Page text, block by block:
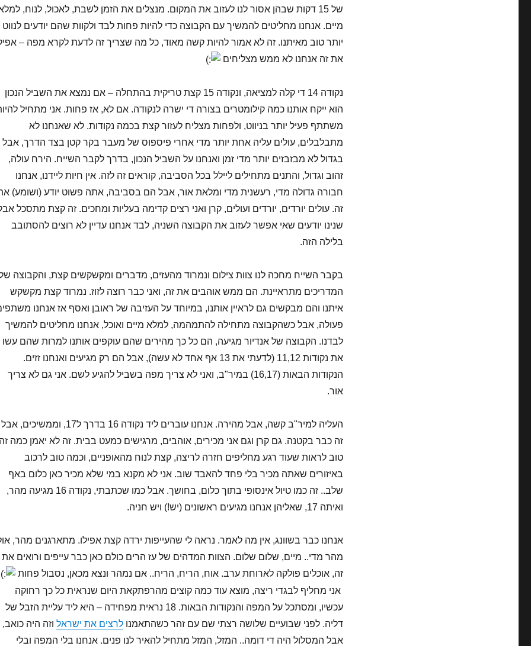
של 15 דקות שבהן אסור לנו לעזוב את המקום. מנצלים את הזמן לשבת, לאכול, לנוח,
מיים. אנחנו מחליטים להמשיך עם הקבוצה כדי להיות פחות לבד ולקוות שהם יודעים לנווט
יותר טוב מאיתנו. זה לא אמור להיות קשה מאוד, כל מה שצריך זה לדעת לקרא מפה –
את זה אנחנו לא ממש מצליחים
נקודה 14 די קלה למציאה, ונקודה 15 קצת טריקית בהתחלה – אם נמצא את השביל הנכון
הוא ייקח אותנו כמה קילומטרים בצורה די ישרה לנקודה. אם לא, אז פחות. אני מתחיל
משתתף פעיל יותר בניווט, ולפחות מצליח לעזור קצת בכמה נקודות. לא שאנחנו לא
מתבלבלים, עולים עליה אחת יותר מדי אחרי פיספוס של מעבר בקר קטן בצד הדרך, אבל
בגדול לא מבזבזים יותר מדי זמן ואנחנו על השביל הנכון, בדרך לקבר השייח. הירח עולה,
זהוב וגדול, והתנים מתחילים ליילל בכל הסביבה, קוראים זה לזה. אין חיות ליידנו, אנחנו
חבורה גדולה מדי, רעשנית מדי ומלאת אור, אבל הם בסביבה, אתה פשוט יודע (ושומע)
זה. עולים יורדים, יורדים ועולים, קרן ואני רצים קדימה בעליות ומחכים. זה קצת מתסכל
שנינו יודעים שאי אפשר לעזוב את הקבוצה השניה, לבד אנחנו עדיין לא רוצים להסתובב
בלילה הזה.
בקבר השייח מחכה לנו צוות צילום ונמרוד מהעזים, מדברים ומקשקשים קצת, והקבוצה
המדריכים מתראיינת. הם ממש אוהבים את זה, ואני כבר רוצה לזוז. נמרוד קצת מקשקש
איתנו והם מבקשים גם לראיין אותנו, במיוחד על העזיבה של ראובן ואסף אז אנחנו
פעולה, אבל כשהקבוצה מתחילה להתמהמה, למלא מיים ואוכל, אנחנו מחליטים להמשיך
לבדנו. הקבוצה של אנדיור מגיעה, הם כל כך מהירים שהם עוקפים אותנו למרות שהם עשו
את נקודות 11,12 (לדעתי את 13 אף אחד לא עשה), אבל הם רק מגיעים ואנחנו זזים.
הנקודות הבאות (16,17) במיר"ב, ואני לא צריך מפה בשביל להגיע לשם. אני גם לא צריך
אור.
העליה למיר"ב קשה, אבל מהירה. אנחנו עוברים ליד נקודה 16 בדרך ל17, וממשיכים, אבל
זה כבר בקטנה. גם קרן וגם אני מכירים, אוהבים, מרגישים כמעט בבית. זה לא יאמן כמה
טוב לראות שעוד רגע מחליפים חזרה לריצה, קצת לנוח מהאופניים, וכמה טוב לרכוב
באיזורים שאתה מכיר בלי פחד להאבד שוב. אני לא מקנא במי שלא מכיר כאן כלום באף
שלב.. זה כמו טיול אינסופי בתוך כלום, בחושך. אבל כמו שכתבתי, נקודה 16 מגיעה מהר,
ואיתה 17, שאליהן אנחנו מגיעים ראשונים (יש!) ויש חניה.
אנחנו כבר בשוונג, אין מה לאמר. נראה לי שהעייפות ירדה קצת אפילו. מתארגנים מהר,
מהר מדי.. מיים, שלום שלום. הצוות המדהים של עז הרים כולם כאן כבר עייפים ורואים את
זה, אוכלים פולקה לארוחת ערב. אוח, הריח, הריח.. אם נמהר ונצא מכאן, נסבול פחות
אני מחליף לבגדי ריצה, מוצא עוד כמה קוצים מהרפתקאת היום שנראית כל כך רחוקה
עכשיו, ומסתכל על המפה והנקודות הבאות. 18 נראית מפחידה – היא ליד עליית הזבל של
דליה. לפני שבועיים שלושה רצתי שם עם זהר כשהתאמנו לרצים את ישראלוזה היה כואב,
אבל המסלול היה די דומה.. המזל, המזל מתחיל להאיר לנו פנים. אנחנו בלי המפה ובלי